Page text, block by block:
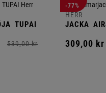
TUPAI
539,00 kr
-77%
HERR
JACKA
309,00 kr